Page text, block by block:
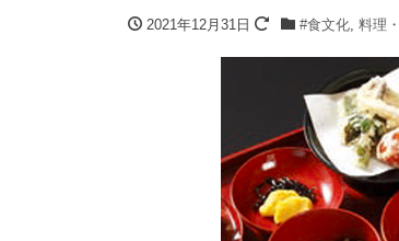
2021年12月31日 #食文化, 料理